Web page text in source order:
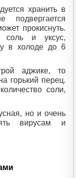
хранить в
прокиснуть.
соль и уксус,
в холоде до 6
аджике, то
горький перец.
соли,
но и очень
вирусам и